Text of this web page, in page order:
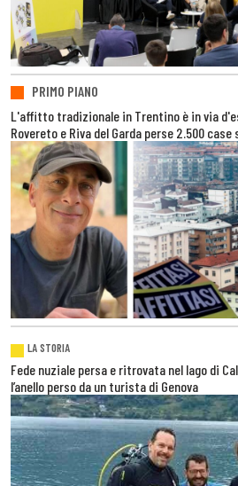
PRIMO PIANO
L'affitto tradizionale in Trentino è in via
Rovereto e Riva del Garda perse 2.500
LA STORIA
Fede nuziale persa e ritrovata nel lago di
l’anello perso da un turista di Genova